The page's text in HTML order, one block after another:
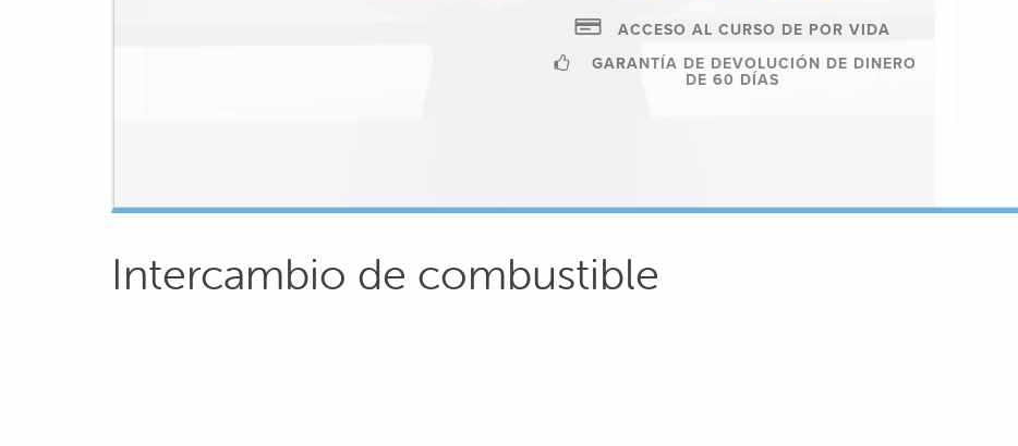
ACCESO AL CURSO DE POR VIDA
GARANTÍA DE DEVOLUCIÓN DE DINERO
DE 60 DÍAS
Intercambio de combustible